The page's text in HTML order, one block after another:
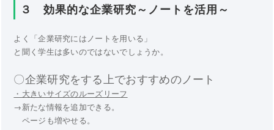
３ 効果的な企業研究～ノートを活用～
よく「企業研究にはノートを用いる」
と聞く学生は多いのではないでしょうか。
〇企業研究をする上でおすすめのノート
・大きいサイズのルーズリーフ
→新たな情報を追加できる。
ページも増やせる。